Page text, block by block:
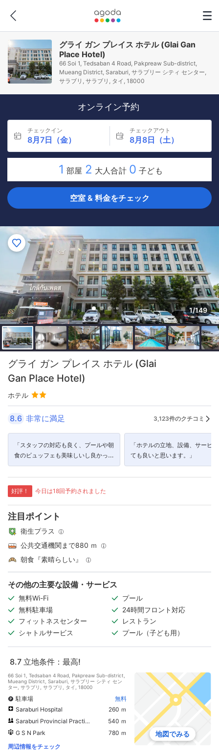
グライ ガン プレイス ホテル (Glai Gan
Place Hotel)
66 Soi 1, Tedsaban 4 Road, Pakpreaw Sub-district,
Mueang District, Saraburi, サラブリー シティ センター,
サラブリ, サラブリ, タイ, 18000
オンライン予約
チェックイン
8月7日（金）
チェックアウト
8月8日（土）
1 部屋 2 大人合計 0 子ども
空室 & 料金をチェック
1/149
グライ ガン プレイス ホテル (Glai
Gan Place Hotel)
ホテル
8.6 非常に満足 3,123件のクチコミ
「スタッフの対応も良く、プールや朝
食のビュッフェも美味しいし良かっ
た。タイ語が話せ無くても、英語での
対応もしてもらえます。」
「ホテルの立地、設備、サービ
ても良いと思います。」
好評！ 今日は18回予約されました
注目ポイント
衛生プラス
公共交通機関まで880 ｍ
朝食『素晴らしい』
その他の主要な設備・サービス
無料Wi-Fi
プール
無料駐車場
24時間フロント対応
フィットネスセンター
レストラン
シャトルサービス
プール（子ども用）
8.7 立地条件：最高!
66 Soi 1, Tedsaban 4 Road, Pakpreaw Sub-district,
Mueang District, Saraburi, サラブリー シティ セン
ター, サラブリ, サラブリ, タイ, 18000
駐車場
無料
Saraburi Hospital
260 ｍ
Saraburi Provincial Practice Center No. 2, Thong Phum Phuang Temple
540 ｍ
G S N Park
780 ｍ
周辺情報をチェック
地図でみる